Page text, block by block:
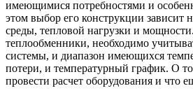
имеющимися потребностями и
этом выбор его конструкции зависит
среды, тепловой нагрузки и
теплообменники, необходимо
системы, и диапазон имеющихся
потери, и температурный график. О
провести расчет оборудования и что